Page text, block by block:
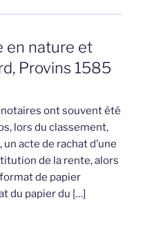
en nature et
Provins 1585
ont souvent été
lors du classement,
acte de rachat d’une
de la rente, alors
de papier
du papier du […]